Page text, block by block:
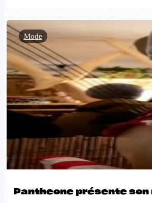
Pantheone présente
Mode